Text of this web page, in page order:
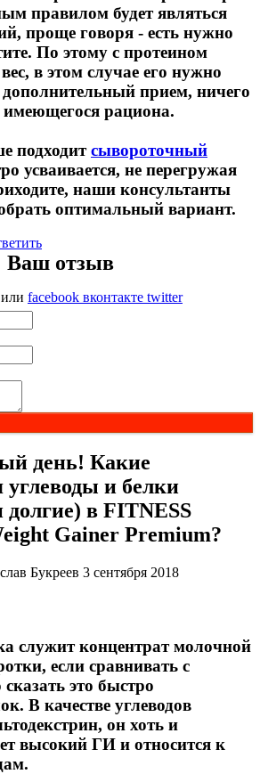
правилом будет являться
проще говоря - есть нужно
По этому с протеином
в этом случае его нужно
прием, ничего
имеющегося рациона.
подходитсывороточный
усваивается, не перегружая
наши консультанты
оптимальный вариант.
Ваш отзыв
или facebook вконтакте twitter
день! Какие
углеводы и белки
в FITNESS
Gainer Premium?
Букреев 3 сентября 2018
служит концентрат молочной
если сравнивать с
это быстро
В качестве углеводов
он хоть и
высокий ГИ и относится к